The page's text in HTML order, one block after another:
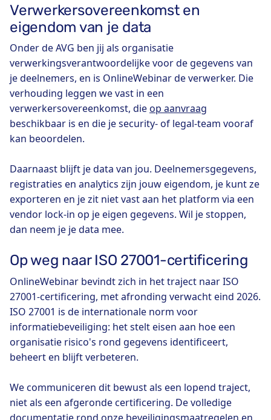
Verwerkersovereenkomst en
eigendom van je data
Onder de AVG ben jij als organisatie
verwerkingsverantwoordelijke voor de gegevens van
je deelnemers, en is OnlineWebinar de verwerker. Die
verhouding leggen we vast in een
verwerkersovereenkomst, dieop aanvraag
beschikbaar is en die je security- of legal-team vooraf
kan beoordelen.
Daarnaast blijft je data van jou. Deelnemersgegevens,
registraties en analytics zijn jouw eigendom, je kunt ze
exporteren en je zit niet vast aan het platform via een
vendor lock-in op je eigen gegevens. Wil je stoppen,
dan neem je je data mee.
Op weg naar ISO 27001-certificering
OnlineWebinar bevindt zich in het traject naar ISO
27001-certificering, met afronding verwacht eind 2026.
ISO 27001 is de internationale norm voor
informatiebeveiliging: het stelt eisen aan hoe een
organisatie risico's rond gegevens identificeert,
beheert en blijft verbeteren.
We communiceren dit bewust als een lopend traject,
niet als een afgeronde certificering. De volledige